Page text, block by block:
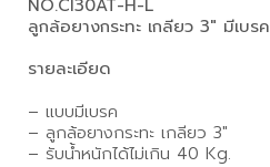
NO.CI30AT-H-L
ลูกล้อยางกระทะ เกลียว 3″ มีเบรค
รายละเอียด
– แบบมีเบรค
– ลูกล้อยางกระทะ เกลียว 3″
– รับน้ำหนักได้ไม่เกิน 40 Kg.